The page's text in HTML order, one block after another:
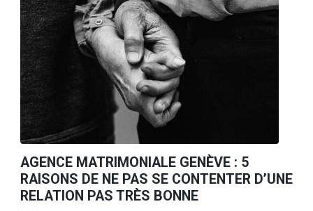
AGENCE MATRIMONIALE GENÈVE : 5
RAISONS DE NE PAS SE CONTENTER D’UNE
RELATION PAS TRÈS BONNE